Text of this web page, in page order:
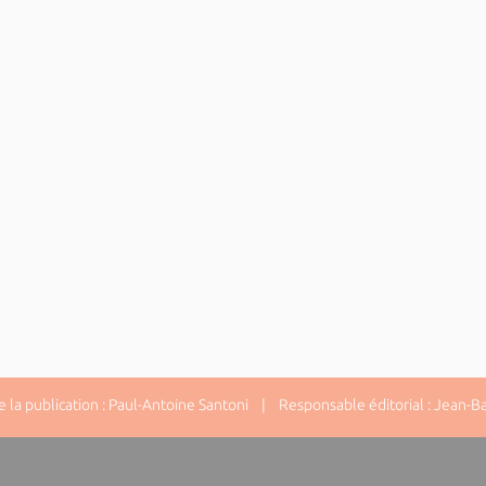
publication : Paul-Antoine Santoni | Responsable éditorial : Jean-